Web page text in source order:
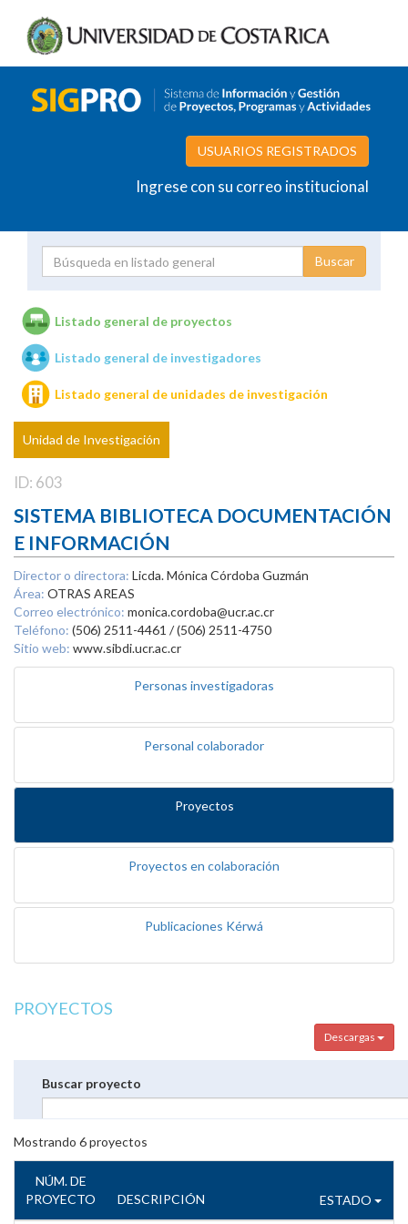
USUARIOS REGISTRADOS
Ingrese con su correo institucional
Unidades de investigación
Listado general de proyectos
Listado general de investigadores
Listado general de unidades de investigación
Unidad de Investigación
ID: 603
SISTEMA BIBLIOTECA DOCUMENTACIÓN
E INFORMACIÓN
Director o directora: Licda. Mónica Córdoba Guzmán
Área: OTRAS AREAS
Correo electrónico: monica.cordoba@ucr.ac.cr
Teléfono: (506) 2511-4461 / (506) 2511-4750
Sitio web: www.sibdi.ucr.ac.cr
Personas investigadoras
Personal colaborador
Proyectos
Proyectos en colaboración
Publicaciones Kérwá
PROYECTOS
Descargas
Buscar proyecto
Mostrando 6proyectos
NÚM. DE
PROYECTO
DESCRIPCIÓN ESTADO